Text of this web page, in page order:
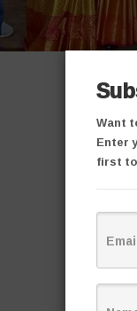
Want
Enter
first